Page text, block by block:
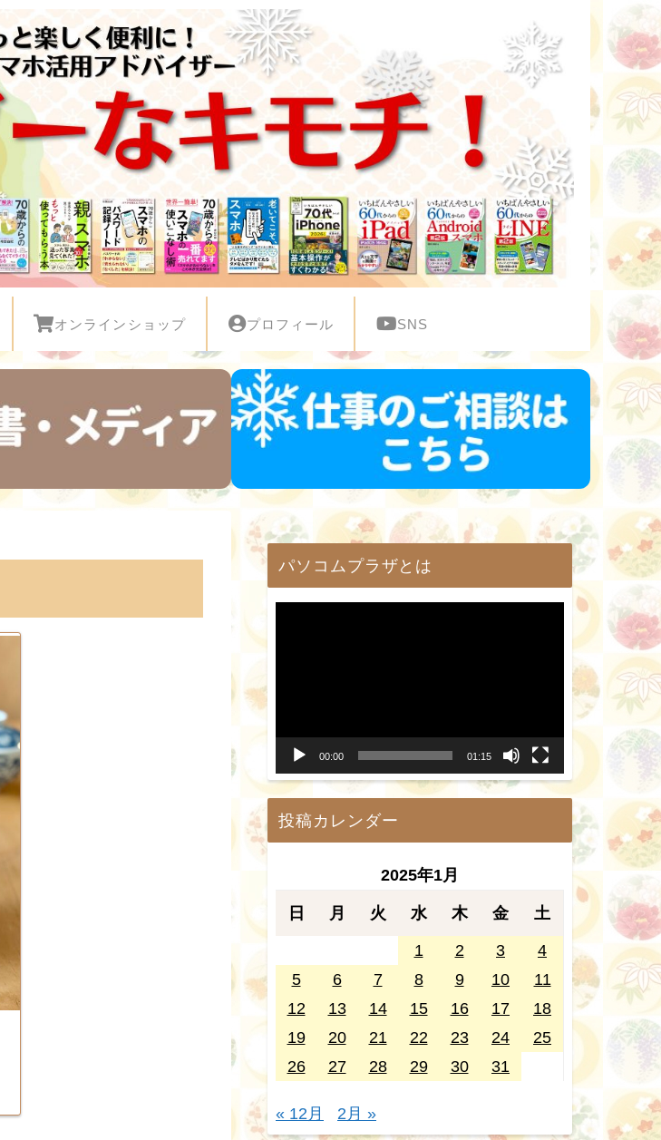
オンラインショップ プロフィール SNS
パソコムプラザとは
ー
00:00 01:15
投稿カレンダー
2025年1月
日 月 火 水 木 金 土
1 2 3
4
5
6 7 8 9 10
11
12
13 14 15 16 17
18
19
20 21 22 23 24
25
26
27 28 29 30 31
« 12月 2月 »